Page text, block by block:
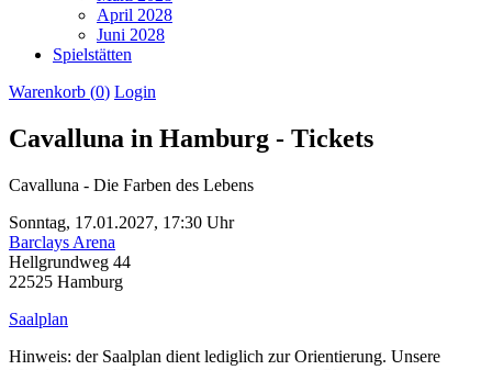
April 2028
Juni 2028
Spielstätten
Warenkorb (0) Login
Cavalluna in Hamburg - Tickets
Cavalluna - Die Farben des Lebens
Sonntag, 17.01.2027, 17:30 Uhr
Barclays Arena
Hellgrundweg 44
22525 Hamburg
Saalplan
Hinweis: der Saalplan dient lediglich zur Orientierung. Unsere